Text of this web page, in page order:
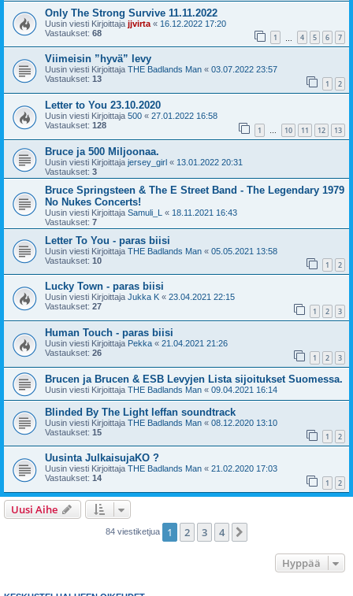
Only The Strong Survive 11.11.2022
Uusin viesti Kirjoittaja jjvirta « 16.12.2022 17:20
Vastaukset: 68 1 4 5 6 7
Viimeisin ”hyvä” levy
Uusin viesti Kirjoittaja THE Badlands Man « 03.07.2022 23:57
Vastaukset: 13 1 2
Letter to You 23.10.2020
Uusin viesti Kirjoittaja 500 « 27.01.2022 16:58
Vastaukset: 128 1 … 10 11 12 13
Bruce ja 500 Miljoonaa.
Uusin viesti Kirjoittaja jersey_girl « 13.01.2022 20:31
Vastaukset: 3
Bruce Springsteen & The E Street Band - The Legendary 1979
No Nukes Concerts!
Uusin viesti Kirjoittaja Samuli_L « 18.11.2021 16:43
Vastaukset: 7
Letter To You - paras biisi
Uusin viesti Kirjoittaja THE Badlands Man « 05.05.2021 13:58
Vastaukset: 10 1 2
Lucky Town - paras biisi
Uusin viesti Kirjoittaja Jukka K « 23.04.2021 22:15
Vastaukset: 27 1 2 3
Human Touch - paras biisi
Uusin viesti Kirjoittaja Pekka « 21.04.2021 21:26
Vastaukset: 26 1 2 3
Brucen ja Brucen & ESB Levyjen Lista sijoitukset Suomessa.
Uusin viesti Kirjoittaja THE Badlands Man « 09.04.2021 16:14
Blinded By The Light leffan soundtrack
Uusin viesti Kirjoittaja THE Badlands Man « 08.12.2020 13:10
Vastaukset: 15 1 2
Uusinta JulkaisujaKO ?
Uusin viesti Kirjoittaja THE Badlands Man « 21.02.2020 17:03
Vastaukset: 14 1 2
Uusi Aihe
84 viestiketjua 1 2 3 4
Hyppää